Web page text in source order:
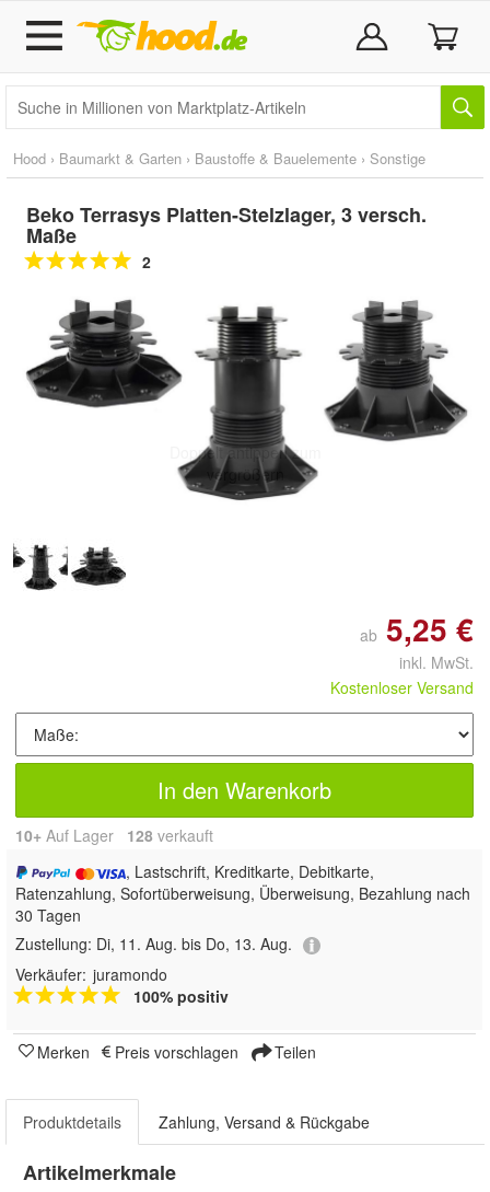
Hood › Baumarkt & Garten › Baustoffe & Bauelemente › Sonstige
Beko Terrasys Platten-Stelzlager, 3 versch.
Maße
2
Doppelt antippen zum
vergrößern
ab 5,25 €
inkl. MwSt.
Kostenloser Versand
In den Warenkorb
10+ Auf Lager 128 verkauft
, Lastschrift, Kreditkarte, Debitkarte,
Ratenzahlung, Sofortüberweisung, Überweisung, Bezahlung nach
30 Tagen
Zustellung: Di, 11. Aug. bis Do, 13. Aug.
Verkäufer: juramondo
100% positiv
Merken Preis vorschlagen Teilen
Produktdetails Zahlung, Versand & Rückgabe
Artikelmerkmale